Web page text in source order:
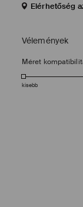
Elérhetőség
Vélemények
Méret
kisebb